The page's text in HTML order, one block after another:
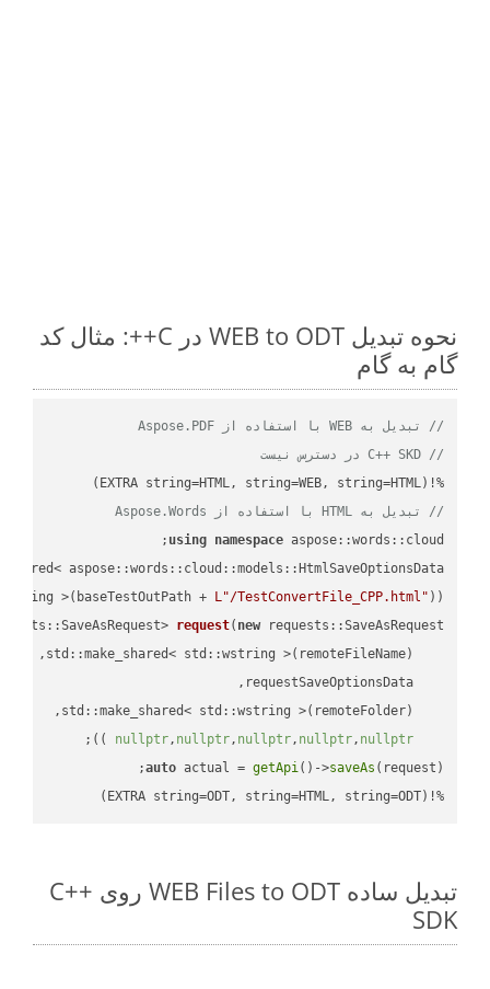
نحوه تبدیل WEB to ODT در C++: مثال کد
گام به گام
// تبدیل به WEB با استفاده از Aspose.PDF
// C++ SKD در دسترس نیست
%!(EXTRA string=HTML, string=WEB, string=HTML)
// تبدیل به HTML با استفاده از Aspose.Words
using namespace aspose::words::cloud;
>(baseTestOutPath + L"/TestConvertFile_CPP.html" ));
request( new
nullptr, nullptr, nullptr, nullptr, nullptr
))
;
auto actual = getApi()->saveAs
%!(EXTRA string=ODT, string=HTML, string=ODT)
تبدیل ساده WEB Files to ODT روی C++
SDK